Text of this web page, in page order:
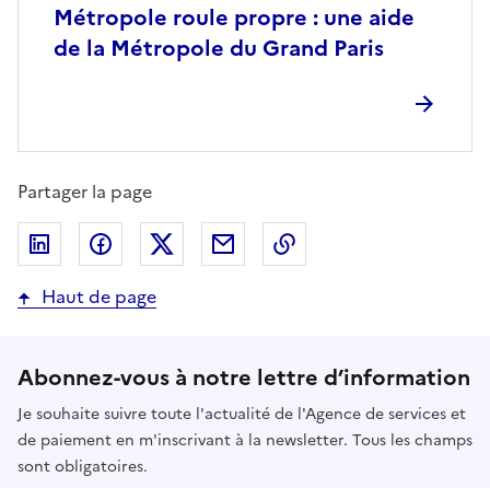
Métropole roule propre : une aide
de la Métropole du Grand Paris
Partager la page
Partager sur LinkedIn
Partager sur Facebook
Partager sur Twitter
Partager par email
Haut de page
Abonnez-vous à notre lettre d’information
Je souhaite suivre toute l'actualité de l'Agence de services et
de paiement en m'inscrivant à la newsletter. Tous les champs
sont obligatoires.